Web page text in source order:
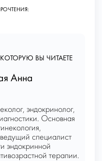
ВЫ ЧИТАЕТЕ
Анна
эндокринолог,
Основная
специалист
эндокринной
терапии.